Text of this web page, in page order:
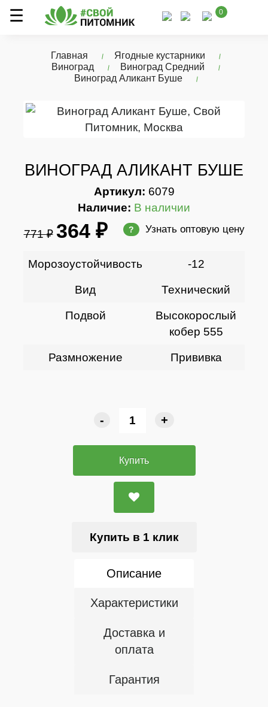
0
Главная
Ягодные кустарники
Виноград
Виноград Средний
Виноград Аликант Буше
ВИНОГРАД АЛИКАНТ БУШЕ
Артикул: 6079
Наличие: В наличии
771 ₽ 364 ₽ ? Узнать оптовую цену
Морозоустойчивость -12
Вид Технический
Подвой
Высокорослый
кобер 555
Размножение Прививка
- +
Купить
Купить в 1 клик
Описание
Характеристики
Доставка и
оплата
Гарантия